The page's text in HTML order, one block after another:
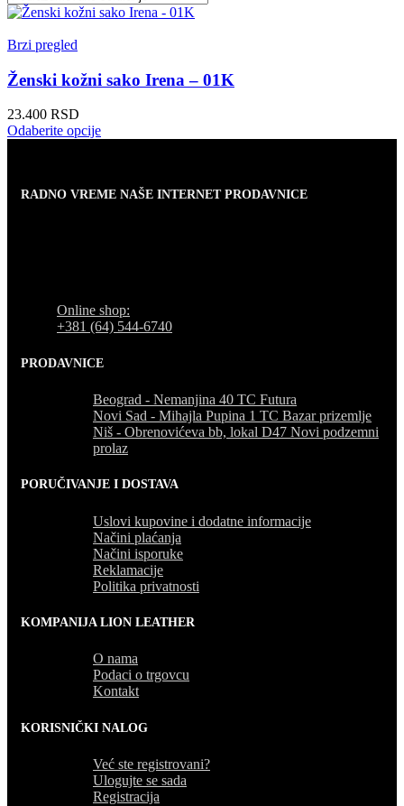
Brzi pregled
Ženski kožni sako Irena – 01K
23.400 RSD
Odaberite opcijeOvaj
varijanti.
proizvoda.
RADNO VREME NAŠE INTERNET PRODAVNICE
Online shop:
+381 (64) 544-6740
PRODAVNICE
Beograd - Nemanjina 40 TC Futura
Novi Sad - Mihajla Pupina 1 TC Bazar prizemlje
Niš - Obrenovićeva bb, lokal D47 Novi podzemni
prolaz
PORUČIVANJE I DOSTAVA
Uslovi kupovine i dodatne informacije
Načini plaćanja
Načini isporuke
Reklamacije
Politika privatnosti
KOMPANIJA LION LEATHER
O nama
Podaci o trgovcu
Kontakt
KORISNIČKI NALOG
Već ste registrovani?
Ulogujte se sada
Registracija